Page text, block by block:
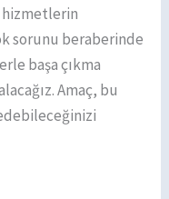
hizmetlerin
sorunu beraberinde
başa çıkma
Amaç, bu